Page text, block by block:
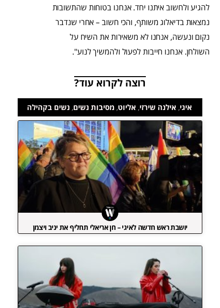
להגיע ולחשוב איתנו יחד. אנחנו בטוחות שהתשובות
נמצאות בדיאלוג משותף, והכי חשוב – אחרי שנדבר
נקום ונעשה, אנחנו לא משאירות את השיח על
השולחן. אנחנו חייבות לפעול ולהמשיך לנוע".
רוצה לקרוא עוד?
איגי, אילנה שירזי, אליוט, מסיבות נשים, נשים בקהילה
יושבת ראש חדשה לאיגי – חן אריאלי תחליף את יניב ויצמן